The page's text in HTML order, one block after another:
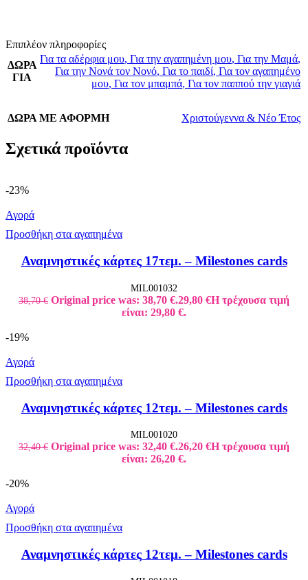
Επιπλέον πληροφορίες
ΔΩΡΑ
ΓΙΑ
Για τα αδέρφια μου, Για την αγαπημένη μου, Για την Μαμά,
Για την Νονά τον Νονό, Για το παιδί, Για τον αγαπημένο
μου, Για τον μπαμπά, Για τον παππού την γιαγιά
ΔΩΡΑ ΜΕ ΑΦΟΡΜΗ Χριστούγεννα & Νέο Έτος
Σχετικά προϊόντα
-23%
Αγορά
Προσθήκη στα αγαπημένα
Αναμνηστικές κάρτες 17τεμ. – Milestones cards
MIL001032
38,70€ Original price was: 38,70 €.29,80 €Η τρέχουσα τιμή
είναι: 29,80 €.
-19%
Αγορά
Προσθήκη στα αγαπημένα
Αναμνηστικές κάρτες 12τεμ. – Milestones cards
MIL001020
32,40€ Original price was: 32,40 €.26,20 €Η τρέχουσα τιμή
είναι: 26,20 €.
-20%
Αγορά
Προσθήκη στα αγαπημένα
Αναμνηστικές κάρτες 12τεμ. – Milestones cards